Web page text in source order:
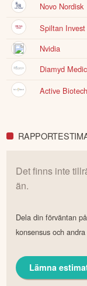
Novo Nordisk
Spiltan Invest
Nvidia
Diamyd
Active Biotech
Det finns inte
än.
Dela din förväntan
konsensus och
Lämna